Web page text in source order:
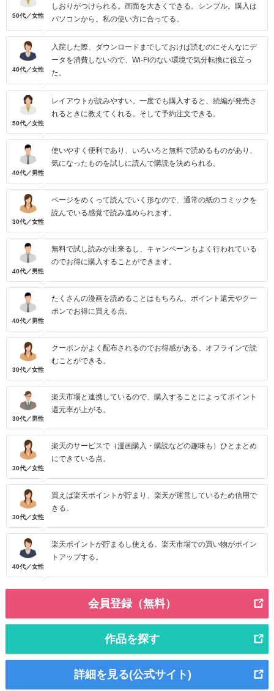
50代／女性
しおりがつけられる。画面を大きくできる。シンプル。購入は
パソコンから。私の使い方に合ってる。
40代／女性
入院した際、ダウンロードまでしておけば読むのにそんなにデ
ータを消費しないので、Wi-Fiのない環境で気分転換に役立っ
た。
50代／女性
レイアウトが読みやすい。一度でも購入すると、続編が発売さ
れるときに教えてくれる。そして予約注文できる。
40代／男性
使いやすく便利であり、いろいろと無料で読めるものがあり、
気になったものを試しに読んで購読を決められる。
30代／女性
ページをめくって読んでいく形なので、通常の紙のコミックを
読んでいる感覚で読み進められます。
40代／男性
無料で試し読みが出来るし、キャンペーンもよく行われている
のでお得に購入することができます。
40代／男性
たくさんの漫画を読めることはもちろん、ポイント還元やクー
ポンでお得に買える点。
30代／女性
クーポンがよく配布されるのでお得感がある。オフラインで読
むことができる。
30代／男性
楽天市場と連携しているので、購入することによってポイント
還元率が上がる。
30代／女性
楽天のサービスで（漫画購入・購読などの趣味も）ひとまとめ
にできている点。
30代／女性
買えば楽天ポイントが貯まり、楽天が運営しているため信用で
きる。
40代／女性
楽天ポイントが貯まるし使える。楽天市場での買い物がポイン
トアップする。
会員登録（無料）
作品を探す
詳細を見る(公式サイト)